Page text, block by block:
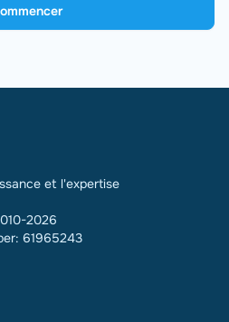
et l'expertise
2026
61965243